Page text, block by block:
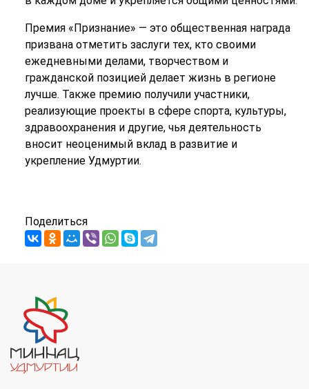
Премия «Признание» — это общественная награда
призвана отметить заслуги тех, кто своими
ежедневными делами, творчеством и
гражданской позицией делает жизнь в регионе
лучше. Также премию получили участники,
реализующие проекты в сфере спорта, культуры,
здравоохранения и другие, чья деятельность
вносит неоценимый вклад в развитие и
укрепление Удмуртии.
Поделиться